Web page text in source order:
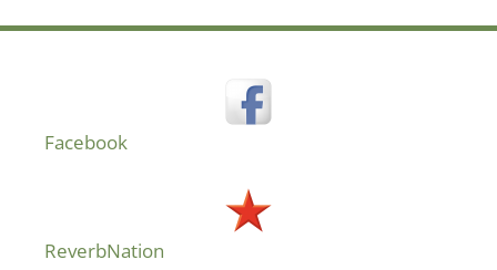
Facebook
ReverbNation